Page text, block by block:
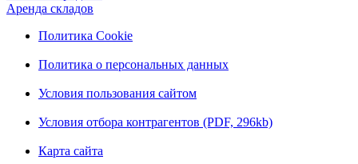
Аренда складов
Политика Cookie
Политика о персональных данных
Условия пользования сайтом
Условия отбора контрагентов (PDF, 296kb)
Карта сайта